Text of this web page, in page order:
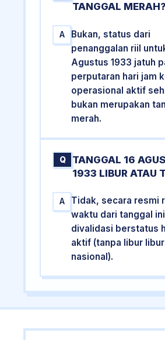
TANGGAL MERAH?
A
Bukan, status dari
penanggalan riil
Agustus 1933 jatuh
perputaran hari jam
operasional aktif
bukan merupakan
merah.
Q
TANGGAL 16
1933 LIBUR ATAU
A
Tidak, secara resmi
waktu dari tanggal ini
divalidasi berstatus
aktif (tanpa libur libur
nasional).